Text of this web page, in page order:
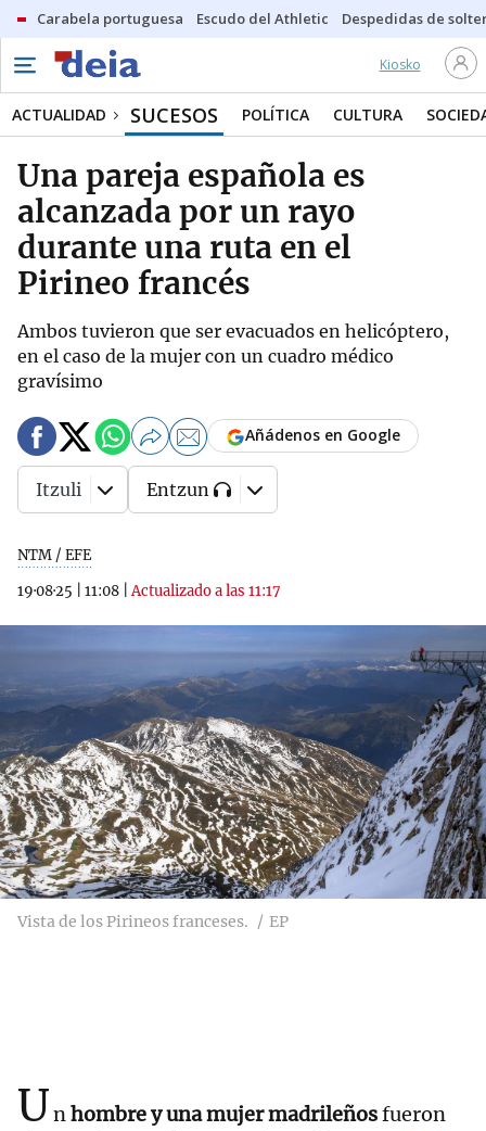
Carabela portuguesa Escudo del Athletic Despedidas de
Kiosko
ACTUALIDAD SUCESOS POLÍTICA CULTURA
Una pareja española es
alcanzada por un rayo
durante una ruta en el
Pirineo francés
Ambos tuvieron que ser evacuados en helicóptero,
en el caso de la mujer con un cuadro médico
gravísimo
NTM / EFE
19·08·25
11:08 |Actualizado a las 11:17
Añádenos en Google
Itzuli Entzun
Vista de los Pirineos franceses. EP
Unhombre y una mujer madrileñosfueron